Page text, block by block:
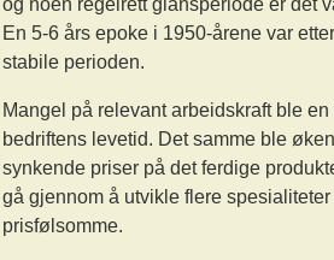
og noen regelrett glansperiode er det
En 5-6 års epoke i 1950-årene var
stabile perioden.
Mangel på relevant arbeidskraft ble
bedriftens levetid. Det samme ble
synkende priser på det ferdige
gå gjennom å utvikle flere
prisfølsomme.